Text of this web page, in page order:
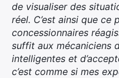
de visualiser des
réel. C’est ainsi que ce
concessionnaires
suffit aux mécaniciens
intelligentes et
c’est comme si mes